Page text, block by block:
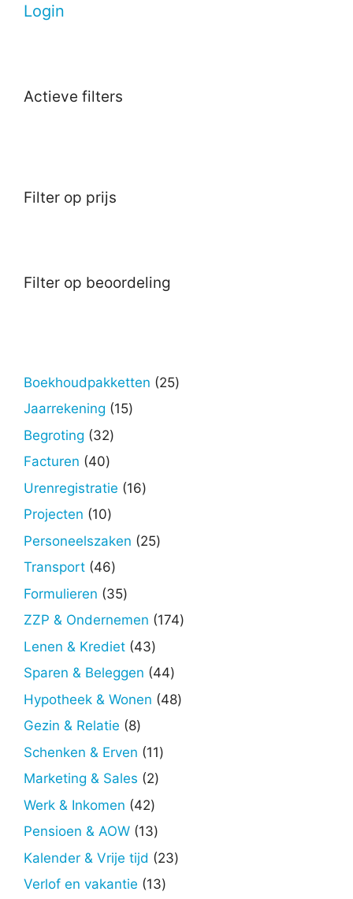
Login
Actieve filters
Filter op prijs
Filter op beoordeling
Boekhoudpakketten 2525
Jaarrekening 1515
Begroting 3232
Facturen 4040
producten
Urenregistratie 1616
Projecten 1010
producten
Personeelszaken 2525
Transport 4646
producten
Formulieren 3535
producten
ZZP & Ondernemen 174174
Lenen & Krediet 4343
producten
Sparen & Beleggen 4444
producten
Hypotheek & Wonen 4848
Gezin & Relatie 88
producten
Schenken & Erven 1111
Marketing & Sales 22
Werk & Inkomen 4242
producten
Pensioen & AOW 1313
producten
Kalender & Vrije tijd 2323
Verlof en vakantie 1313